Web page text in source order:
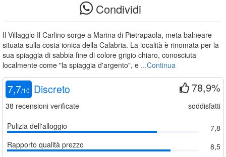
Condividi
Il Villaggio Il Carlino sorge a Marina di Pietrapaola, meta balneare
situata sulla costa ionica della Calabria. La località è rinomata per la
sua spiaggia di sabbia fine di colore grigio chiaro, conosciuta
localmente come "la spiaggia d'argento", e ...Continua
7,7/10 Discreto
38 recensioni verificate
78,9%
soddisfatti
Pulizia dell'alloggio
7,8
Rapporto qualità prezzo
8,5